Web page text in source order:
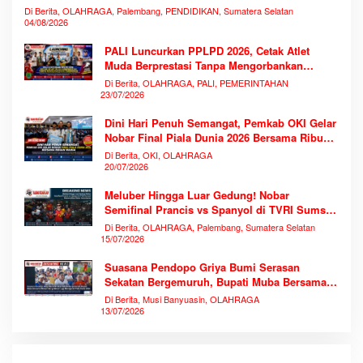
Di Berita, OLAHRAGA, Palembang, PENDIDIKAN, Sumatera Selatan
04/08/2026
PALI Luncurkan PPLPD 2026, Cetak Atlet
Muda Berprestasi Tanpa Mengorbankan
Pendidikan
Di Berita, OLAHRAGA, PALI, PEMERINTAHAN
23/07/2026
Dini Hari Penuh Semangat, Pemkab OKI Gelar
Nobar Final Piala Dunia 2026 Bersama Ribuan
Warga
Di Berita, OKI, OLAHRAGA
20/07/2026
Meluber Hingga Luar Gedung! Nobar
Semifinal Prancis vs Spanyol di TVRI Sumsel
Memecahkan Rekor Antusiasme
Di Berita, OLAHRAGA, Palembang, Sumatera Selatan
15/07/2026
Suasana Pendopo Griya Bumi Serasan
Sekatan Bergemuruh, Bupati Muba Bersama
Ribuan Warga Nobar Laga Bersejarah Piala
Dunia 2026
Di Berita, Musi Banyuasin, OLAHRAGA
13/07/2026